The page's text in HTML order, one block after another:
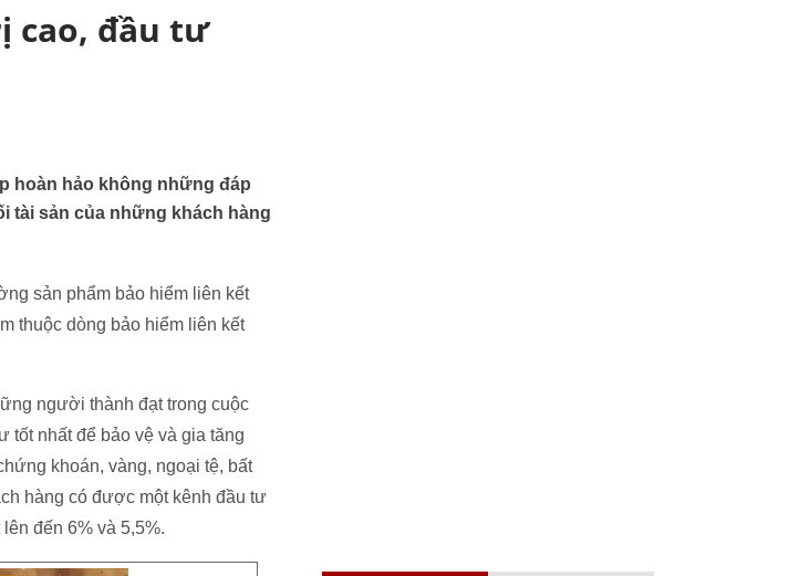
cao, đầu tư
hoàn hảo không những đáp
tài sản của những khách hàng
sản phẩm bảo hiểm liên kết
thuộc dòng bảo hiểm liên kết
người thành đạt trong cuộc
tốt nhất để bảo vệ và gia tăng
khoán, vàng, ngoại tệ, bất
hàng có được một kênh đầu tư
đến 6% và 5,5%.